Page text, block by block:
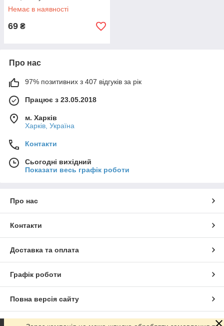
Немає в наявності
69 ₴
Про нас
97% позитивних з 407 відгуків за рік
Працює з 23.05.2018
м. Харків
Харків, Україна
Контакти
Сьогодні вихідний
Показати весь графік роботи
Про нас
Контакти
Доставка та оплата
Графік роботи
Повна версія сайту
Сайт створено на маркетплейсі Prom.ua